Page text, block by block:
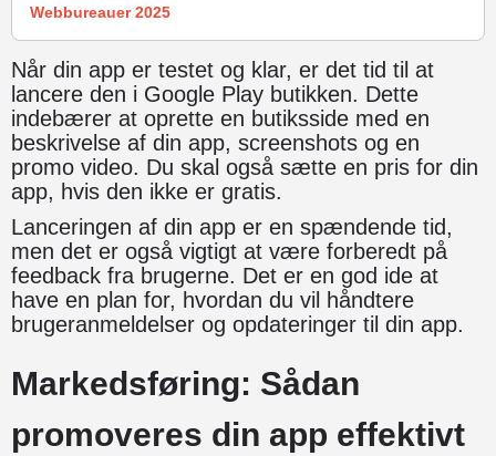
Webbureauer 2025
Når din app er testet og klar, er det tid til at
lancere den i Google Play butikken. Dette
indebærer at oprette en butiksside med en
beskrivelse af din app, screenshots og en
promo video. Du skal også sætte en pris for din
app, hvis den ikke er gratis.
Lanceringen af din app er en spændende tid,
men det er også vigtigt at være forberedt på
feedback fra brugerne. Det er en god ide at
have en plan for, hvordan du vil håndtere
brugeranmeldelser og opdateringer til din app.
Markedsføring: Sådan
promoveres din app effektivt